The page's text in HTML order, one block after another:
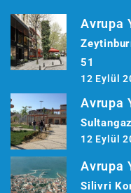
Avrupa
51
12 Eylül
Avrupa
12 Eylül
Avrupa
Silivri